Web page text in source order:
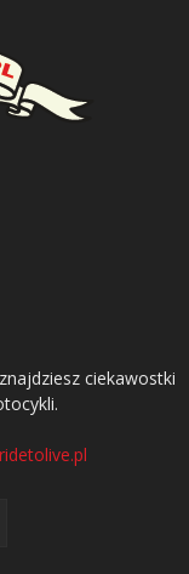
ciekawostki